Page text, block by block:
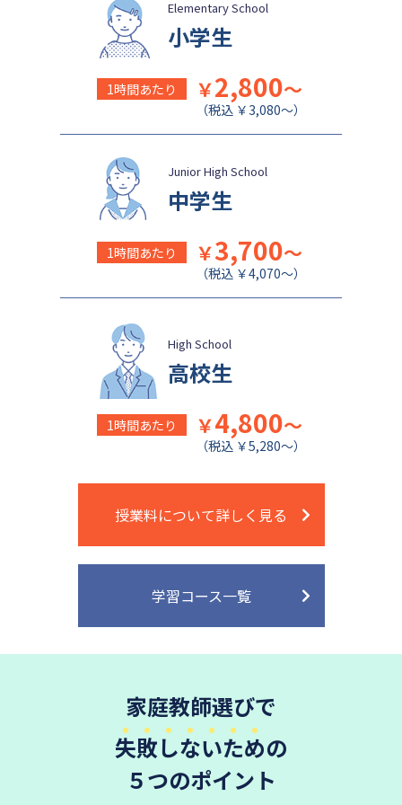
Elementary School
小学生
1時間あたり ￥2,800～
（税込 ￥3,080～）
Junior High School
中学生
1時間あたり ￥3,700～
（税込 ￥4,070～）
High School
高校生
1時間あたり ￥4,800～
（税込 ￥5,280～）
授業料について詳しく見る
学習コース一覧
家庭教師選びで
失敗しないための
５つのポイント